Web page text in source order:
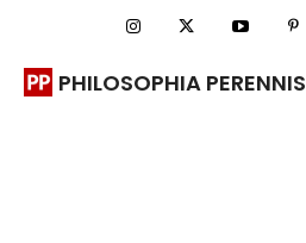
PHILOSOPHIA PERENNIS